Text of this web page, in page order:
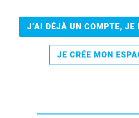
J’AI DÉJÀ UN COMPTE, JE
JE CRÉE MON